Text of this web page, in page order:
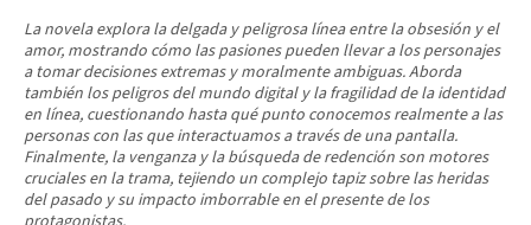
La novela explora la delgada y peligrosa línea entre la obsesión y el
amor, mostrando cómo las pasiones pueden llevar a los personajes
a tomar decisiones extremas y moralmente ambiguas. Aborda
también los peligros del mundo digital y la fragilidad de la identidad
en línea, cuestionando hasta qué punto conocemos realmente a las
personas con las que interactuamos a través de una pantalla.
Finalmente, la venganza y la búsqueda de redención son motores
cruciales en la trama, tejiendo un complejo tapiz sobre las heridas
del pasado y su impacto imborrable en el presente de los